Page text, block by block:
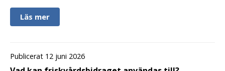
Läs mer
Publicerat 12 juni 2026